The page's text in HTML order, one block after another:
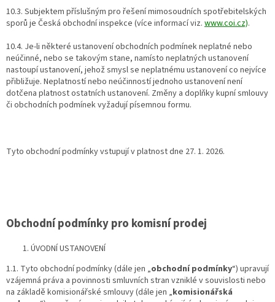
10.3. Subjektem příslušným pro řešení mimosoudních spotřebitelských
sporů je Česká obchodní inspekce (více informací viz. www.coi.cz).
10.4. Je-li některé ustanovení obchodních podmínek neplatné nebo
neúčinné, nebo se takovým stane, namísto neplatných ustanovení
nastoupí ustanovení, jehož smysl se neplatnému ustanovení co nejvíce
přibližuje. Neplatností nebo neúčinností jednoho ustanovení není
dotčena platnost ostatních ustanovení. Změny a doplňky kupní smlouvy
či obchodních podmínek vyžadují písemnou formu.
Tyto obchodní podmínky vstupují v platnost dne 27. 1. 2026.
Obchodní podmínky pro komisní prodej
ÚVODNÍ USTANOVENÍ
1.1. Tyto obchodní podmínky (dále jen „obchodní podmínky“) upravují
vzájemná práva a povinnosti smluvních stran vzniklé v souvislosti nebo
na základě komisionářské smlouvy (dále jen „komisionářská